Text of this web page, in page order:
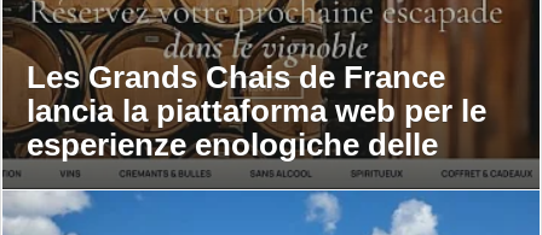
Les Grands Chais de France
lancia la piattaforma web per le
esperienze enologiche delle
maison